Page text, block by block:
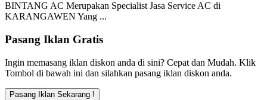
BINTANG AC Merupakan Specialist Jasa Service AC di
KARANGAWEN Yang ...
Pasang Iklan Gratis
Ingin memasang iklan diskon anda di sini? Cepat dan Mudah. Klik
Tombol di bawah ini dan silahkan pasang iklan diskon anda.